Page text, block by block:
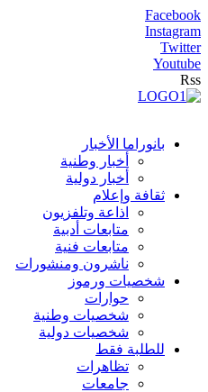
Facebook
Instagram
Twitter
Youtube
Rss
بانوراما الأخبار
أخبار وطنية
أخبار دولية
ثقافة وإعلام
اذاعة وتلفزيون
متابعات أدبية
متابعات فنية
ناشرون ومنشورات
شخصيات ورموز
حوارات
شخصيات وطنية
شخصيات دولية
للطلبة فقط
تظاهرات
جامعات